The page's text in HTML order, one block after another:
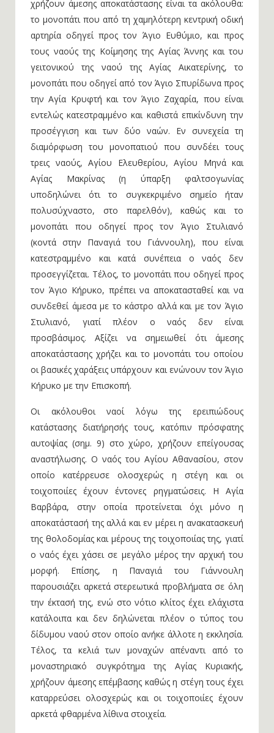
χρήζουν άμεσης αποκατάστασης είναι τα ακόλουθα:
το μονοπάτι που από τη χαμηλότερη κεντρική οδική
αρτηρία οδηγεί προς τον Άγιο Ευθύμιο, και προς
τους ναούς της Κοίμησης της Αγίας Άννης και του
γειτονικού της ναού της Αγίας Αικατερίνης, το
μονοπάτι που οδηγεί από τον Άγιο Σπυρίδωνα προς
την Αγία Κρυφτή και τον Άγιο Ζαχαρία, που είναι
εντελώς κατεστραμμένο και καθιστά επικίνδυνη την
προσέγγιση και των δύο ναών. Εν συνεχεία τη
διαμόρφωση του μονοπατιού που συνδέει τους
τρεις ναούς, Αγίου Ελευθερίου, Αγίου Μηνά και
Αγίας Μακρίνας (η ύπαρξη φαλτσογωνίας
υποδηλώνει ότι το συγκεκριμένο σημείο ήταν
πολυσύχναστο, στο παρελθόν), καθώς και το
μονοπάτι που οδηγεί προς τον Άγιο Στυλιανό
(κοντά στην Παναγιά του Γιάννουλη), που είναι
κατεστραμμένο και κατά συνέπεια ο ναός δεν
προσεγγίζεται. Τέλος, το μονοπάτι που οδηγεί προς
τον Άγιο Κήρυκο, πρέπει να αποκατασταθεί και να
συνδεθεί άμεσα με το κάστρο αλλά και με τον Άγιο
Στυλιανό, γιατί πλέον ο ναός δεν είναι
προσβάσιμος. Αξίζει να σημειωθεί ότι άμεσης
αποκατάστασης χρήζει και το μονοπάτι του οποίου
οι βασικές χαράξεις υπάρχουν και ενώνουν τον Άγιο
Κήρυκο με την Επισκοπή.
Οι ακόλουθοι ναοί λόγω της ερειπιώδους
κατάστασης διατήρησής τους, κατόπιν πρόσφατης
αυτοψίας (σημ. 9) στο χώρο, χρήζουν επείγουσας
αναστήλωσης. Ο ναός του Αγίου Αθανασίου, στον
οποίο κατέρρευσε ολοσχερώς η στέγη και οι
τοιχοποιίες έχουν έντονες ρηγματώσεις. Η Αγία
Βαρβάρα, στην οποία προτείνεται όχι μόνο η
αποκατάστασή της αλλά και εν μέρει η ανακατασκευή
της θολοδομίας και μέρους της τοιχοποιίας της, γιατί
ο ναός έχει χάσει σε μεγάλο μέρος την αρχική του
μορφή. Επίσης, η Παναγιά του Γιάννουλη
παρουσιάζει αρκετά στερεωτικά προβλήματα σε όλη
την έκτασή της, ενώ στο νότιο κλίτος έχει ελάχιστα
κατάλοιπα και δεν δηλώνεται πλέον ο τύπος του
δίδυμου ναού στον οποίο ανήκε άλλοτε η εκκλησία.
Τέλος, τα κελιά των μοναχών απέναντι από το
μοναστηριακό συγκρότημα της Αγίας Κυριακής,
χρήζουν άμεσης επέμβασης καθώς η στέγη τους έχει
καταρρεύσει ολοσχερώς και οι τοιχοποιίες έχουν
αρκετά φθαρμένα λίθινα στοιχεία.